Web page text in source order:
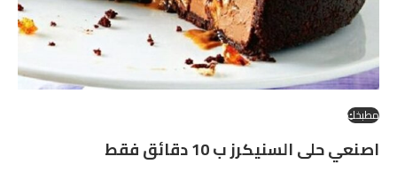
مطبخكِ
اصنعي حلى السنيكرز ب 10 دقائق فقط